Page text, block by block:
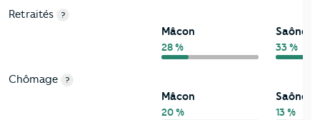
Retraités ?
Mâcon
28 %
Saône-
33 %
Chômage ?
Mâcon
20 %
Saône-
13 %